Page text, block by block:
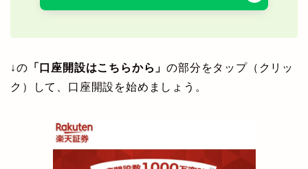
↓の 「口座開設はこちらから」の部分をタップ（クリッ
ク）して、口座開設を始めましょう。